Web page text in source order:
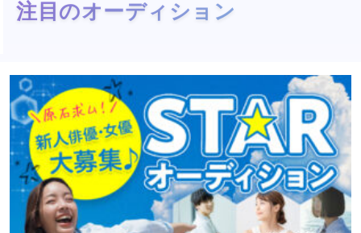
注目のオーディション